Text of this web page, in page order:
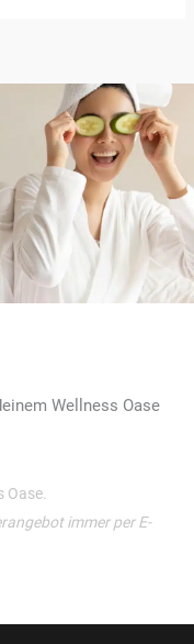
Wellness Oase
Oase.
immer per E-